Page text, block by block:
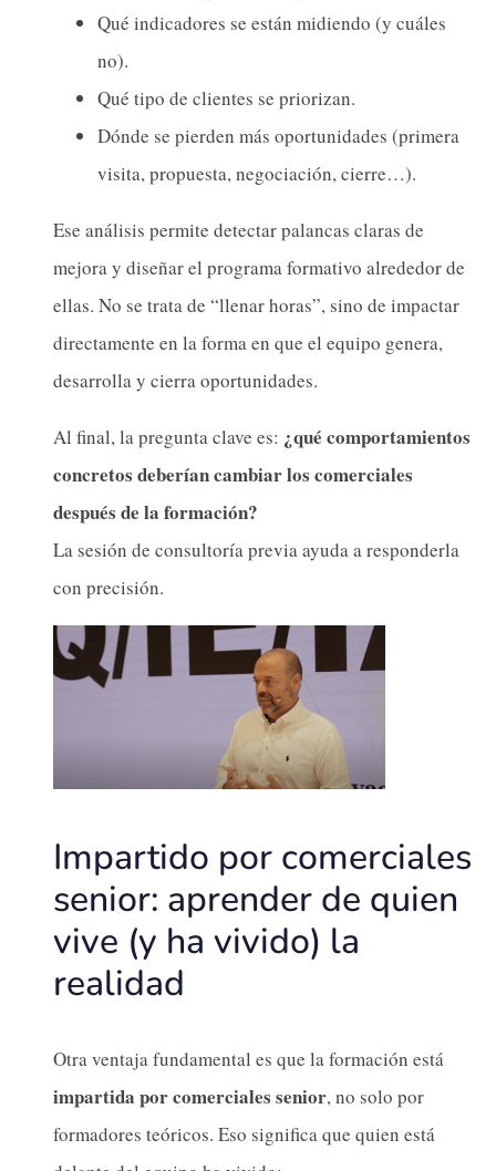
Qué indicadores se están midiendo (y cuáles
no).
Qué tipo de clientes se priorizan.
Dónde se pierden más oportunidades (primera
visita, propuesta, negociación, cierre…).
Ese análisis permite detectar palancas claras de
mejora y diseñar el programa formativo alrededor de
ellas. No se trata de “llenar horas”, sino de impactar
directamente en la forma en que el equipo genera,
desarrolla y cierra oportunidades.
Al final, la pregunta clave es: ¿qué comportamientos
concretos deberían cambiar los comerciales
después de la formación?
La sesión de consultoría previa ayuda a responderla
con precisión.
Impartido por comerciales
senior: aprender de quien
vive (y ha vivido) la
realidad
Otra ventaja fundamental es que la formación está
impartida por comerciales senior, no solo por
formadores teóricos. Eso significa que quien está